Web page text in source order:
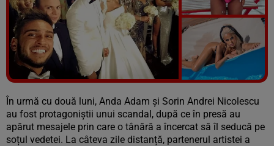
Vezi galeria foto
9 poze
În urmă cu două luni, Anda Adam și Sorin Andrei Nicolescu
au fost protagoniștii unui scandal, după ce în presă au
apărut mesajele prin care o tânără a încercat să îl seducă pe
soțul vedetei. La câteva zile distanță, partenerul artistei a